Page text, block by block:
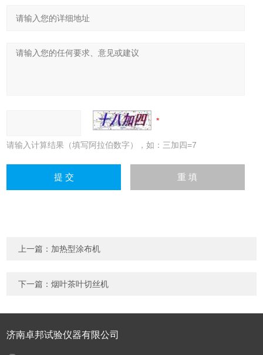
请输入计算结果（填写阿拉伯数字），如：三加四=7
上一篇： 加热型涂布机
下一篇：烟叶茶叶切丝机
济南卓邦试验仪器有限公司